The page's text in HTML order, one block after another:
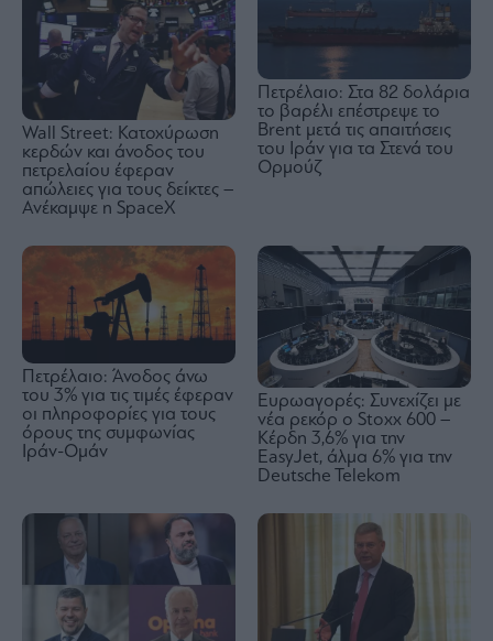
Wall Street: Κατοχύρωση
κερδών και άνοδος του
πετρελαίου έφεραν
απώλειες για τους δείκτες –
Ανέκαμψε η SpaceX
Πετρέλαιο: Στα 82 δολάρια
το βαρέλι επέστρεψε το
Brent μετά τις απαιτήσεις
του Ιράν για τα Στενά του
Ορμούζ
Πετρέλαιο: Άνοδος άνω
του 3% για τις τιμές έφεραν
οι πληροφορίες για τους
όρους της συμφωνίας
Ιράν-Ομάν
Ευρωαγορές: Συνεχίζει με
νέα ρεκόρ ο Stoxx 600 –
Κέρδη 3,6% για την
EasyJet, άλμα 6% για την
Deutsche Telekom